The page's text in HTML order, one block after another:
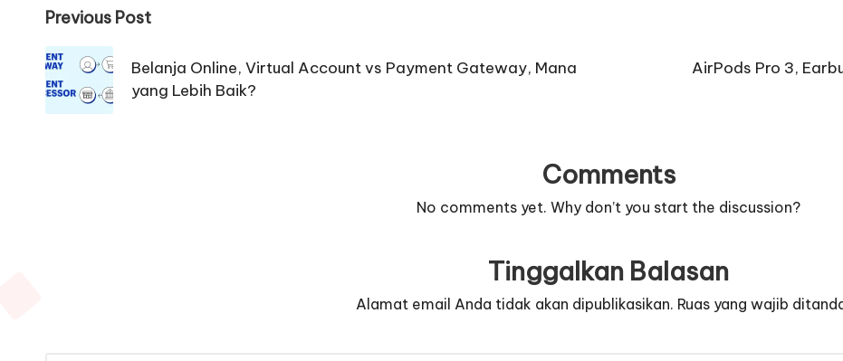
Post
navigation
Previous Post
Belanja Online, Virtual Account vs Payment Gateway, Mana
yang Lebih Baik?
AirPods Pro 3,
Comments
No comments yet. Why don’t you start the discussion?
Tinggalkan Balasan
Alamat email Anda tidak akan dipublikasikan. Ruas yang wajib